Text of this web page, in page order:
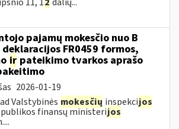
pajamų mokesčio nuo B
FR0459 formos,
ir pateikimo tvarkos aprašo
2026-01-19
Valstybinės mokesčių inspekcijos
finansų ministerijos